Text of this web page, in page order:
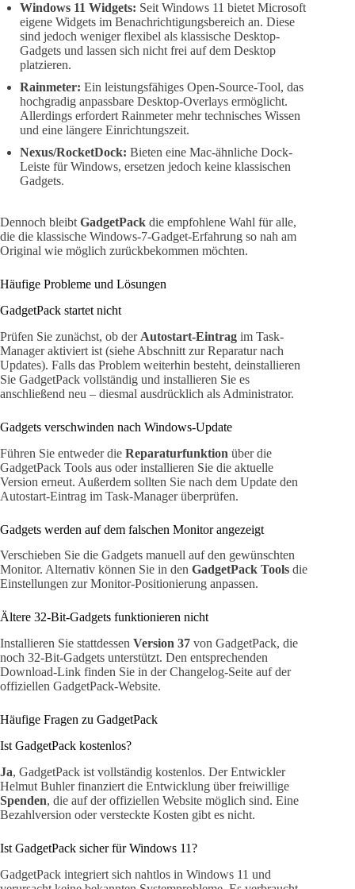
Windows 11 Widgets: Seit Windows 11 bietet Microsoft
eigene Widgets im Benachrichtigungsbereich an. Diese
sind jedoch weniger flexibel als klassische Desktop-
Gadgets und lassen sich nicht frei auf dem Desktop
platzieren.
Rainmeter: Ein leistungsfähiges Open-Source-Tool, das
hochgradig anpassbare Desktop-Overlays ermöglicht.
Allerdings erfordert Rainmeter mehr technisches Wissen
und eine längere Einrichtungszeit.
Nexus/RocketDock: Bieten eine Mac-ähnliche Dock-
Leiste für Windows, ersetzen jedoch keine klassischen
Gadgets.
Dennoch bleibt GadgetPack die empfohlene Wahl für alle,
die die klassische Windows-7-Gadget-Erfahrung so nah am
Original wie möglich zurückbekommen möchten.
Häufige Probleme und Lösungen
GadgetPack startet nicht
Prüfen Sie zunächst, ob der Autostart-Eintrag im Task-
Manager aktiviert ist (siehe Abschnitt zur Reparatur nach
Updates). Falls das Problem weiterhin besteht, deinstallieren
Sie GadgetPack vollständig und installieren Sie es
anschließend neu – diesmal ausdrücklich als Administrator.
Gadgets verschwinden nach Windows-Update
Führen Sie entweder die Reparaturfunktion über die
GadgetPack Tools aus oder installieren Sie die aktuelle
Version erneut. Außerdem sollten Sie nach dem Update den
Autostart-Eintrag im Task-Manager überprüfen.
Gadgets werden auf dem falschen Monitor angezeigt
Verschieben Sie die Gadgets manuell auf den gewünschten
Monitor. Alternativ können Sie in den GadgetPack Tools die
Einstellungen zur Monitor-Positionierung anpassen.
Ältere 32-Bit-Gadgets funktionieren nicht
Installieren Sie stattdessen Version 37 von GadgetPack, die
noch 32-Bit-Gadgets unterstützt. Den entsprechenden
Download-Link finden Sie in der Changelog-Seite auf der
offiziellen GadgetPack-Website.
Häufige Fragen zu GadgetPack
Ist GadgetPack kostenlos?
Ja, GadgetPack ist vollständig kostenlos. Der Entwickler
Helmut Buhler finanziert die Entwicklung über freiwillige
Spenden, die auf der offiziellen Website möglich sind. Eine
Bezahlversion oder versteckte Kosten gibt es nicht.
Ist GadgetPack sicher für Windows 11?
GadgetPack integriert sich nahtlos in Windows 11 und